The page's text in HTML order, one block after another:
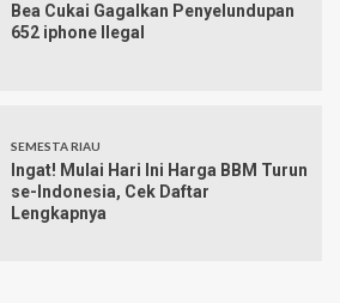
Bea Cukai Gagalkan Penyelundupan
652 iphone Ilegal
SEMESTA RIAU
Ingat! Mulai Hari Ini Harga BBM Turun
se-Indonesia, Cek Daftar
Lengkapnya